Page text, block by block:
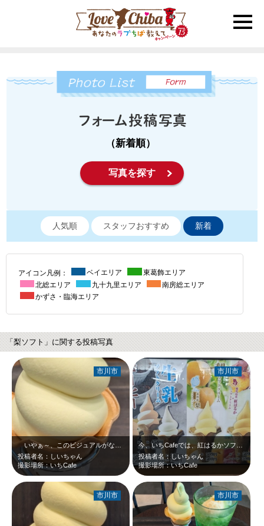
toggle
（新着順）
写真を探す
人気順 スタッフおすすめ 新着
アイコン凡例： ベイエリア
東葛飾エリア
北総エリア
九十九里エリア
南房総エリア
かずさ・臨海エリア
「梨ソフト」に関する投稿写真
投稿者名：しいちゃん
撮影場所：いちCafe
市川市
投稿者名：しいちゃん
撮影場所：いちCafe
市川市
市川市 市川市